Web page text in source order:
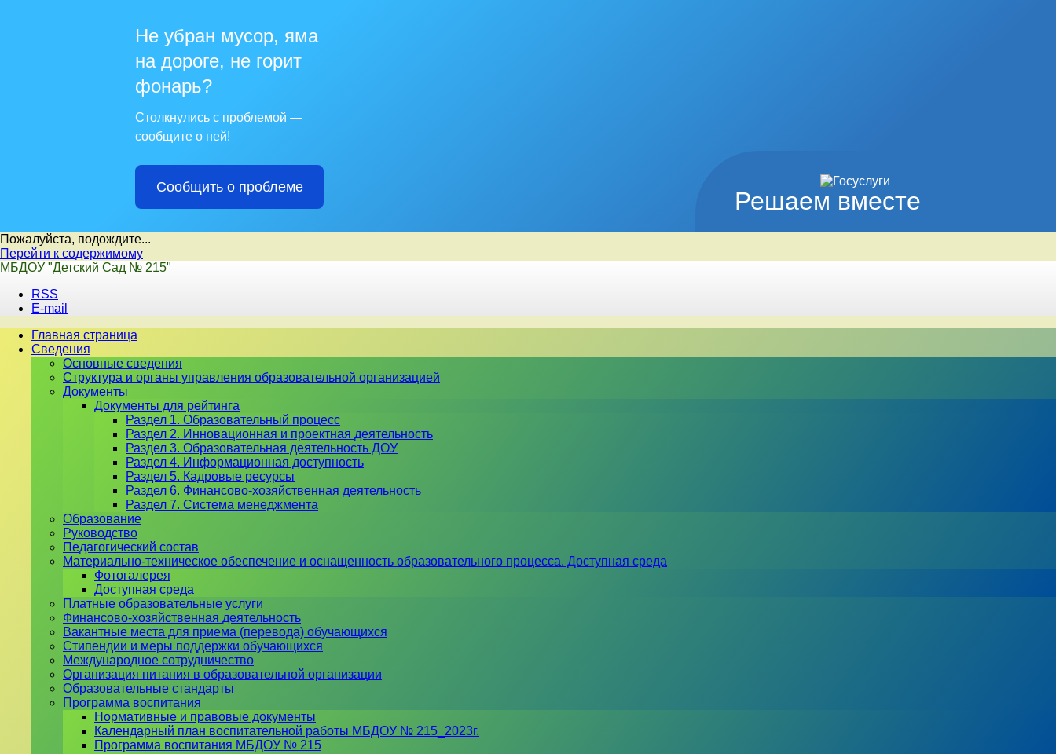
Решаем вместе
Не убран мусор, яма
на дороге, не горит
фонарь?
Столкнулись с проблемой —
сообщите о ней!
Сообщить о проблеме
Пожалуйста, подождите...
Перейти к содержимому
МБДОУ "Детский Сад № 215"
RSS
E-mail
Главная страница
Сведения
Основные сведения
Структура и органы управления образовательной организацией
Документы
Документы для рейтинга
Раздел 1. Образовательный процесс
Раздел 2. Инновационная и проектная деятельность
Раздел 3. Образовательная деятельность ДОУ
Раздел 4. Информационная доступность
Раздел 5. Кадровые ресурсы
Раздел 6. Финансово-хозяйственная деятельность
Раздел 7. Система менеджмента
Образование
Руководство
Педагогический состав
Материально-техническое обеспечение и оснащенность образовательного процесса. Доступная среда
Фотогалерея
Доступная среда
Платные образовательные услуги
Финансово-хозяйственная деятельность
Вакантные места для приема (перевода) обучающихся
Стипендии и меры поддержки обучающихся
Международное сотрудничество
Организация питания в образовательной организации
Образовательные стандарты
Программа воспитания
Нормативные и правовые документы
Календарный план воспитательной работы МБДОУ № 215_2023г.
Программа воспитания МБДОУ № 215